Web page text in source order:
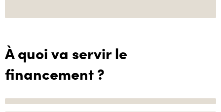
À quoi va servir le
financement ?